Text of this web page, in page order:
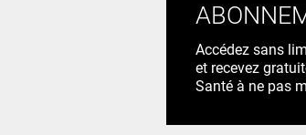
Accédez sans
et recevez
Santé à ne pas